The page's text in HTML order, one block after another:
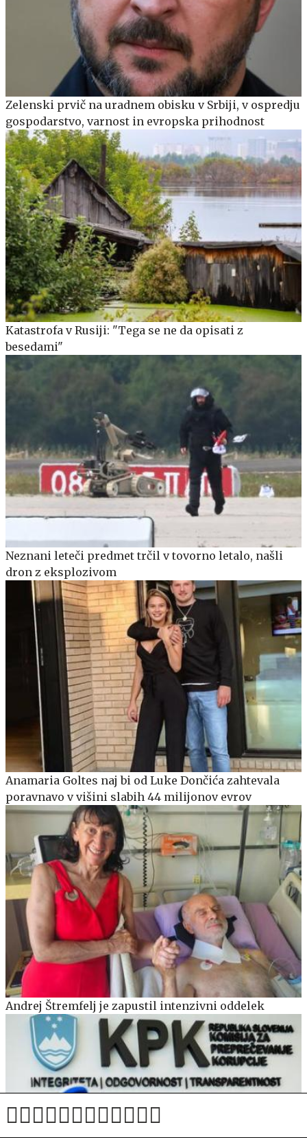
Zelenski prvič na uradnem obisku v Srbiji, v ospredju
gospodarstvo, varnost in evropska prihodnost
Katastrofa v Rusiji: "Tega se ne da opisati z
besedami"
Neznani leteči predmet trčil v tovorno letalo, našli
dron z eksplozivom
Anamaria Goltes naj bi od Luke Dončića zahtevala
poravnavo v višini slabih 44 milijonov evrov
Andrej Štremfelj je zapustil intenzivni oddelek